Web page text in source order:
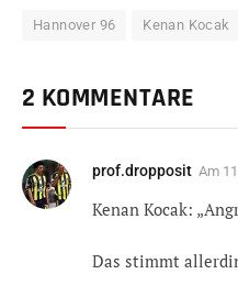
Hannover 96 Kenan Kocak
2 KOMMENTARE
prof.dropposit Am
Kenan Kocak:
Das stimmt